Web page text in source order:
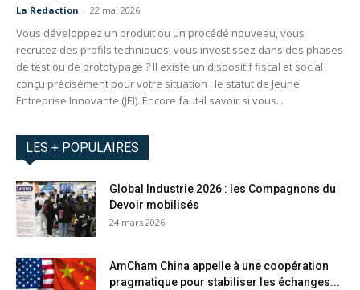
La Redaction - 22 mai 2026
Vous développez un produit ou un procédé nouveau, vous
recrutez des profils techniques, vous investissez dans des phases
de test ou de prototypage ? Il existe un dispositif fiscal et social
conçu précisément pour votre situation : le statut de Jeune
Entreprise Innovante (JEI). Encore faut-il savoir si vous...
LES + POPULAIRES
Global Industrie 2026 : les Compagnons du
Devoir mobilisés
24 mars 2026
AmCham China appelle à une coopération
pragmatique pour stabiliser les échanges...